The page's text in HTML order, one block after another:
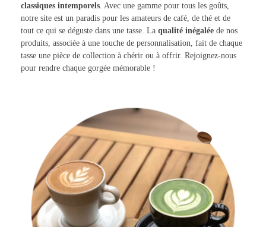
classiques intemporels . Avec une gamme pour tous les goûts,
notre site est un paradis pour les amateurs de café, de thé et de
tout ce qui se déguste dans une tasse. La qualité inégalée de nos
produits, associée à une touche de personnalisation, fait de chaque
tasse une pièce de collection à chérir ou à offrir. Rejoignez-nous
pour rendre chaque gorgée mémorable !